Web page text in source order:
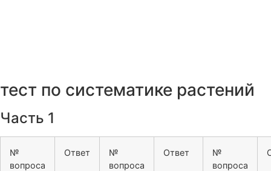
тест по систематике растений
Часть 1
№
вопроса
Ответ
№
вопроса
Ответ
№
вопроса